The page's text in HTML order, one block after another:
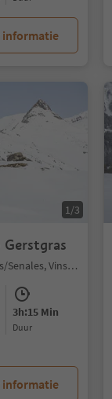
informatie
1/3
Maso Corto/Kurzras, Schnals/Senales, Vinschgau/Val Venosta
3h:15 Min
Duur
informatie